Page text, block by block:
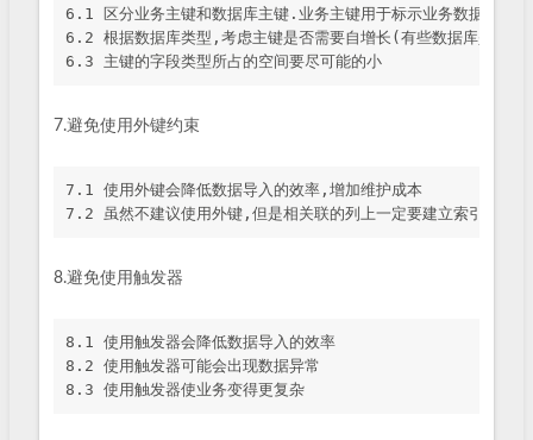
6.1 区分业务主键和数据库主键.业务主键用于标示业务数据,进
6.2 根据数据库类型,考虑主键是否需要自增长(有些数据库是按主
7.避免使用外键约束
7.1 使用外键会降低数据导入的效率,增加维护成本
8.避免使用触发器
8.1 使用触发器会降低数据导入的效率
8.2 使用触发器可能会出现数据异常